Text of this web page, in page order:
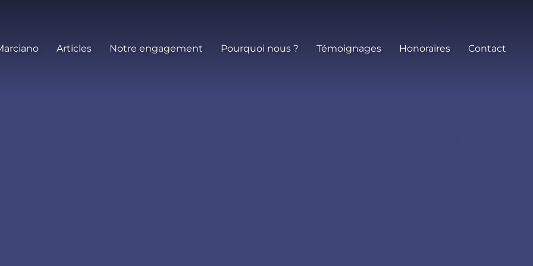
Articles Notre engagement Pourquoi nous ? Témoignages Honoraires Contact